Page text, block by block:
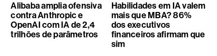
Alibaba amplia ofensiva
contra Anthropic e
OpenAI com IA de 2,4
trilhões de parâmetros
Habilidades em IA valem
mais que MBA? 86%
dos executivos
financeiros afirmam que
sim